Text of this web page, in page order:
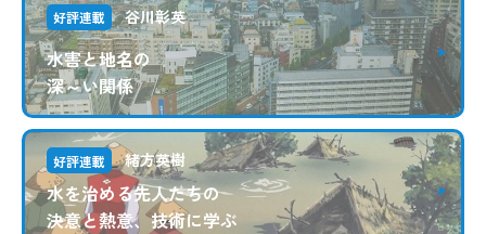
好評連載 谷川彰英
水害と地名の
深～い関係
好評連載 緒方英樹
水を治める先人たちの
決意と熱意、技術に学ぶ